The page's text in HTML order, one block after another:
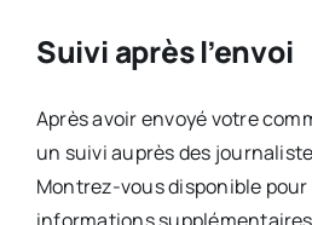
Suivi après l’envoi
Après avoir envoyé votre
un suivi auprès des
Montrez-vous disponible